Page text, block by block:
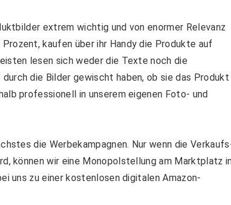
extrem wichtig und von enormer Relevanz
kaufen über ihr Handy die Produkte auf
lesen sich weder die Texte noch die
die Bilder gewischt haben, ob sie das Produkt
professionell in unserem eigenen Foto- und
die Werbekampagnen. Nur wenn die
können wir eine Monopolstellung am Marktplatz
uns zu einer kostenlosen digitalen Amazon-